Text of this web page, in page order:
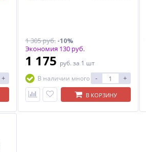
+
1 305 руб.-10%
Экономия 130 руб.
1 175 руб. за 1 шт
В наличии много
- +
В КОРЗИНУ